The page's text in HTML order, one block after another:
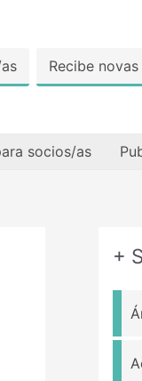
Recibe novas
socios/as
+